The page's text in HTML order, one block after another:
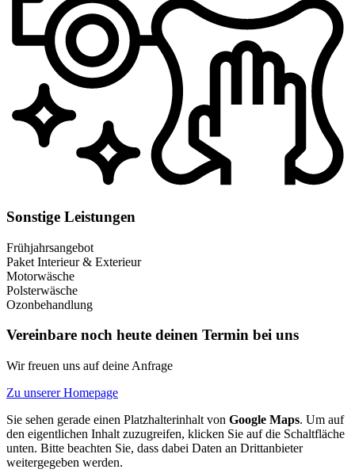
Sonstige Leistungen
Frühjahrsangebot
Paket Interieur & Exterieur
Motorwäsche
Polsterwäsche
Ozonbehandlung
Vereinbare noch heute deinen Termin bei uns
Wir freuen uns auf deine Anfrage
Zu unserer Homepage
Sie sehen gerade einen Platzhalterinhalt von Google Maps. Um auf
den eigentlichen Inhalt zuzugreifen, klicken Sie auf die Schaltfläche
unten. Bitte beachten Sie, dass dabei Daten an Drittanbieter
weitergegeben werden.